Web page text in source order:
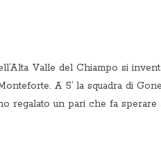
Valle del Chiampo si
A 5’ la squadra di
regalato un pari che fa